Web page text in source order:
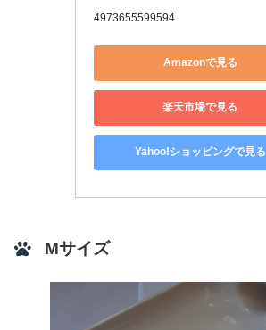
4973655599594
Amazonで見る
楽天市場で見る
Yahoo!ショッピングで見る
Mサイズ